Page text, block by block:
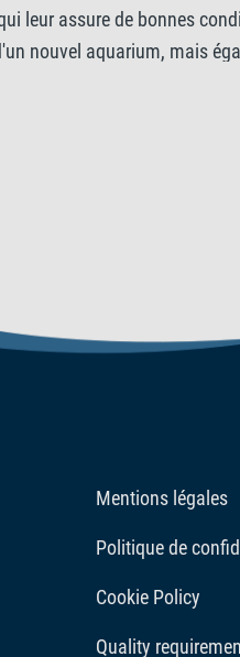
leur assure de bonnes
nouvel aquarium, mais
de filtrage ont été
Tetra Goldfish
ambiante. Pour
Mentions légales
Politique de
Cookie Policy
Quality